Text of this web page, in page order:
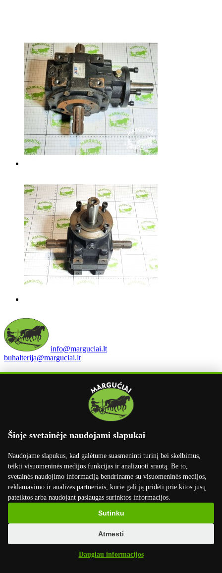
Šioje svetainėje naudojami slapukai
Naudojame slapukus, kad galėtume suasmeninti turinį bei skelbimus,
teikti visuomeninės medijos funkcijas ir analizuoti srautą. Be to,
svetainės naudojimo informaciją bendriname su visuomeninės medijos,
reklamavimo ir analizės partneriais, kurie gali ją pridėti prie kitos jūsų
pateiktos arba naudojant paslaugas surinktos informacijos.
Daugiau informacijos
Sutinku
Atmesti
info@marguciai.lt
buhalterija@marguciai.lt
PVM kodas: LT100003668814
Miežiškių sen., Panevėžio raj., LT-38100
LT02 4010 0412 0045 7699
Swift kodas: AGBLLT2X
Swedbank AB
LT50 7300 0101 6630 2746
Swift kodas: HABALT22
Informacija
Pristatymas